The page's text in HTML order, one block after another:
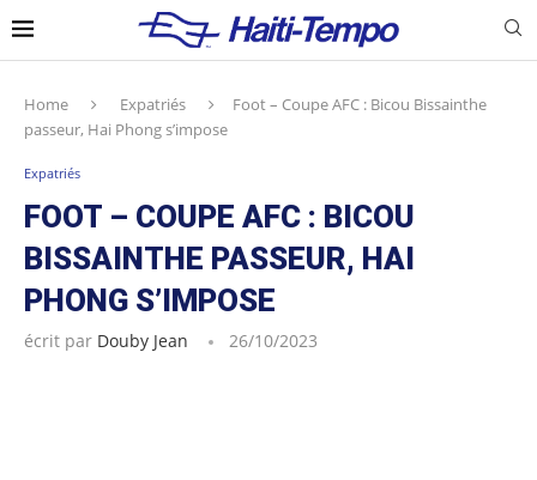
Home Expatriés
Foot – Coupe AFC : Bicou Bissainthe
passeur, Hai Phong s’impose
Expatriés
FOOT – COUPE AFC : BICOU
BISSAINTHE PASSEUR, HAI
PHONG S’IMPOSE
écrit par Douby Jean 26/10/2023